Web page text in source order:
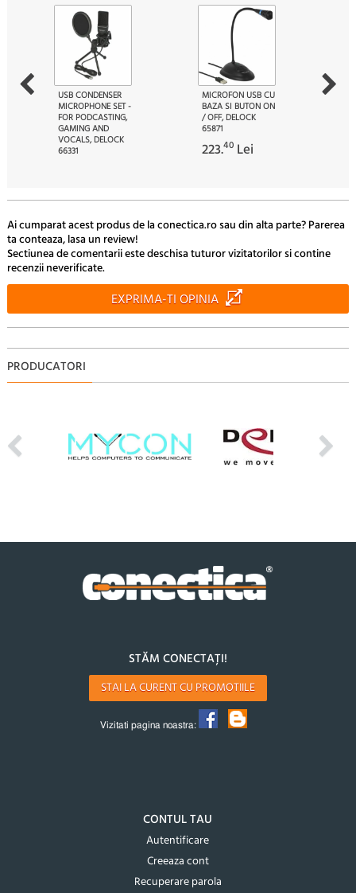
USB CONDENSER
MICROPHONE SET -
FOR PODCASTING,
GAMING AND
VOCALS, DELOCK
66331
MICROFON USB CU
BAZA SI BUTON ON
/ OFF, DELOCK
65871
223.40 Lei
Ai cumparat acest produs de la conectica.ro sau din alta parte? Parerea
ta conteaza, lasa un review!
Sectiunea de comentarii este deschisa tuturor vizitatorilor si contine
recenzii neverificate.
EXPRIMA-TI OPINIA
PRODUCATORI
STĂM CONECTAȚI!
STAI LA CURENT CU PROMOTIILE
Vizitati pagina noastra:
CONTUL TAU
Autentificare
Creeaza cont
Recuperare parola